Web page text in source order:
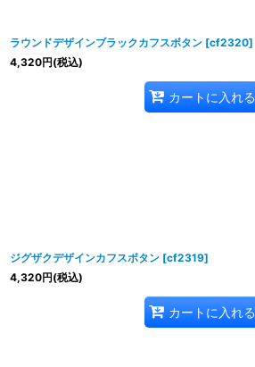
ラウンドデザインブラックカフスボタン [cf2320]
4,320円(税込)
カートに入れる
ジグザクデザインカフスボタン [cf2319]
4,320円(税込)
カートに入れる